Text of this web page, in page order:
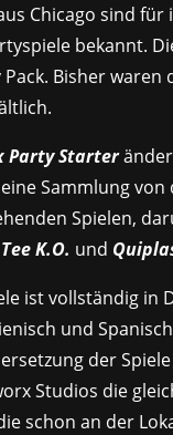
Chicago sind für
bekannt.
Bisher waren
Party Starter
Sammlung
Spielen,
Tee K.O. und
ist vollständig in
und
der
Studios die
schon an der